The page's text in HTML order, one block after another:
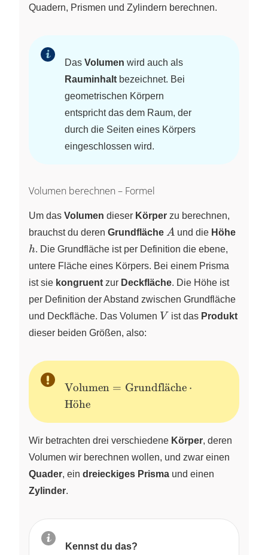
Quadern, Prismen und Zylindern berechnen.
Das Volumen wird auch als
Rauminhalt bezeichnet. Bei
geometrischen Körpern
entspricht das dem Raum, der
durch die Seiten eines Körpers
eingeschlossen wird.
Volumen berechnen – Formel
Um das Volumen dieser Körper zu berechnen,
brauchst du deren Grundfläche A
A und die Höhe
h. Die Grundfläche ist per Definition die ebene,
untere Fläche eines Körpers. Bei einem Prisma
ist sie kongruent zur Deckfläche. Die Höhe ist
per Definition der Abstand zwischen Grundfläche
und Deckfläche. Das Volumen V
V ist das Produkt
dieser beiden Größen, also:
\text{Volumen} =
\text{Grundfläche}
Volumen = Grundfla
¨che ⋅
Ho
¨he
Wir betrachten drei verschiedene Körper, deren
Volumen wir berechnen wollen, und zwar einen
Quader, ein dreieckiges Prisma und einen
Zylinder.
Kennst du das?